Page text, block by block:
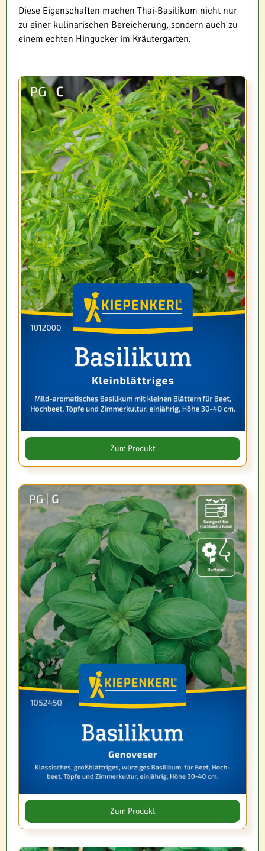
Diese Eigenschaften machen Thai-Basilikum nicht nur
zu einer kulinarischen Bereicherung, sondern auch zu
einem echten Hingucker im Kräutergarten.
Zum Produkt
Zum Produkt